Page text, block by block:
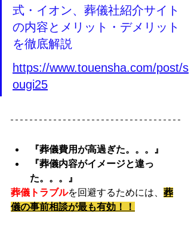
式・イオン、葬儀社紹介サイト
の内容とメリット・デメリット
を徹底解説
https://www.touensha.com/post/s
ougi25
『葬儀費用が高過ぎた。。。』
『葬儀内容がイメージと違っ
た。。。』
葬儀トラブルを回避するためには、 葬
儀の事前相談が最も有効！！